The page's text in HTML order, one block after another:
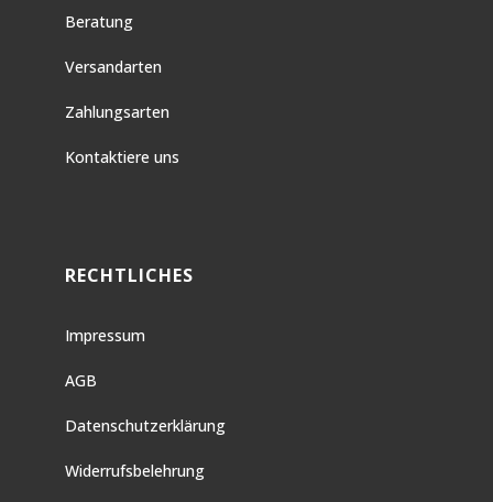
Beratung
Versandarten
Zahlungsarten
Kontaktiere uns
RECHTLICHES
Impressum
AGB
Datenschutzerklärung
Widerrufsbelehrung